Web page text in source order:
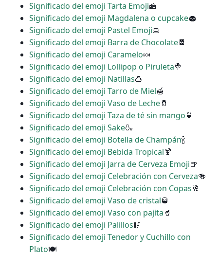
Significado del emoji Tarta Emoji🍰
Significado del emoji Magdalena o cupcake🧁
Significado del emoji Pastel Emoji🥧
Significado del emoji Barra de Chocolate🍫
Significado del emoji Caramelo🍬
Significado del emoji Lollipop o Piruleta🍭
Significado del emoji Natillas🍮
Significado del emoji Tarro de Miel🍯
Significado del emoji Vaso de Leche🥛
Significado del emoji Taza de té sin mango🍵
Significado del emoji Sake🍶
Significado del emoji Botella de Champán🍾
Significado del emoji Bebida Tropical🍹
Significado del emoji Jarra de Cerveza Emoji🍺
Significado del emoji Celebración con Cerveza🍻
Significado del emoji Celebración con Copas🥂
Significado del emoji Vaso de cristal🥃
Significado del emoji Vaso con pajita 🥤
Significado del emoji Palillos🥢
Significado del emoji Tenedor y Cuchillo con
Plato🍽